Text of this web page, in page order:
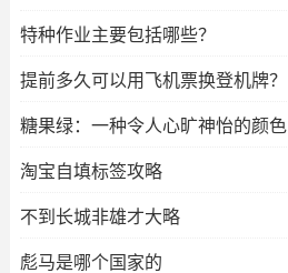
特种作业主要包括哪些？
提前多久可以用飞机票换登机牌？
糖果绿：一种令人心旷神怡的颜色
淘宝自填标签攻略
不到长城非雄才大略
彪马是哪个国家的